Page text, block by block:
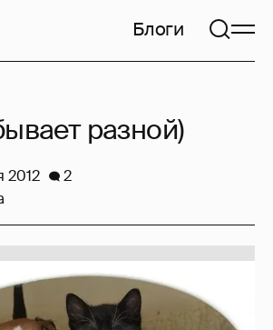
Блоги
разной)
2012
2